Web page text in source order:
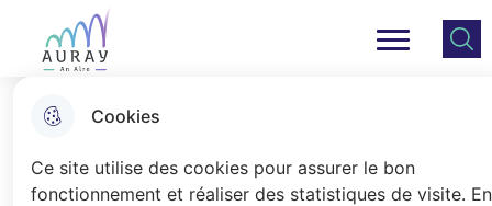
Cookies
Ce site utilise des cookies pour assurer le bon
fonctionnement et réaliser des statistiques de visite. En
Aller
au
menu
Consulter
le plan
Ville Auray Menu principal